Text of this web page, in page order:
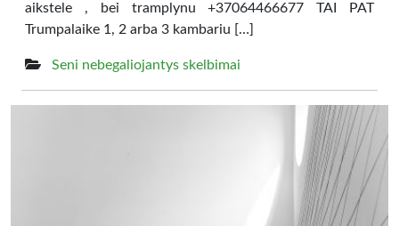
aikstele , bei tramplynu +37064466677 TAI PAT
Trumpalaike 1, 2 arba 3 kambariu […]
Seni nebegaliojantys skelbimai